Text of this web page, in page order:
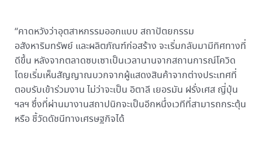
“คาดหวังว่าอุตสาหกรรมออกแบบ สถาปัตยกรรม
อสังหาริมทรัพย์ และผลิตภัณฑ์ก่อสร้าง จะเริ่มกลับมามีทิศทางที่
ดีขึ้น หลังจากตลาดซบเซาเป็นเวลานานจากสถานการณ์โควิด
โดยเริ่มเห็นสัญญาณบวกจากผู้แสดงสินค้าจากต่างประเทศที่
ตอบรับเข้าร่วมงาน ไม่ว่าจะเป็น อิตาลี เยอรมัน ฝรั่งเศส ญี่ปุ่น
ฯลฯ ซึ่งที่ผ่านมางานสถาปนิกจะเป็นอีกหนึ่งเวทีที่สามารถกระตุ้น
หรือ ชี้วัดดัชนีทางเศรษฐกิจได้